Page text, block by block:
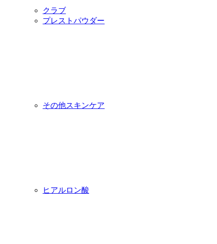
クラブ
プレストパウダー
その他スキンケア
ヒアルロン酸